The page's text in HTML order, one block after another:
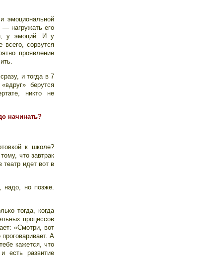
эмоциональной
— нагружать его
у эмоций. И у
всего, сорвутся
проявление
и тогда в 7
берутся
никто не
начинать?
к школе?
что завтрак
театр идет вот в
надо, но позже.
тогда, когда
процессов
«Смотри, вот
А
кажется, что
есть развитие